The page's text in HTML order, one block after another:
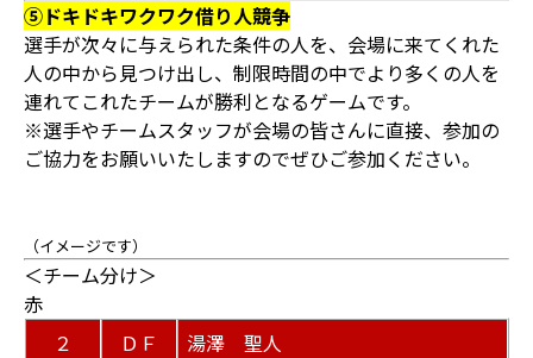
⑤ドキドキワクワク借り人競争
選手が次々に与えられた条件の人を、会場に来てくれた
人の中から見つけ出し、制限時間の中でより多くの人を
連れてこれたチームが勝利となるゲームです。
※選手やチームスタッフが会場の皆さんに直接、参加の
ご協力をお願いいたしますのでぜひご参加ください。
（イメージです）
＜チーム分け＞
赤
２
ＤＦ
湯澤 聖人